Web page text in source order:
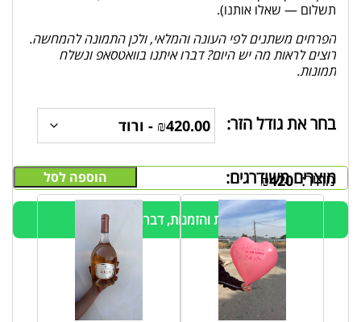
תשלום — שאלו אותנו).
הפרחים משתנים לפי העונה והמלאי, ולכן התמונה להמחשה.
רוצים לראות מה יש היום? דברו איתנו בוואטסאפ ונשלח
תמונות.
בחר את גודל הזר:
מחיר: ₪420 הוספה לסל
לשאלות והזמנות, דברו איתנו!
מוצרים משודרגים: